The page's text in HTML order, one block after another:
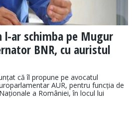
l-ar schimba pe Mugur
BNR, cu auristul
că îl propune pe avocatul
AUR, pentru funcția de
a României, în locul lui